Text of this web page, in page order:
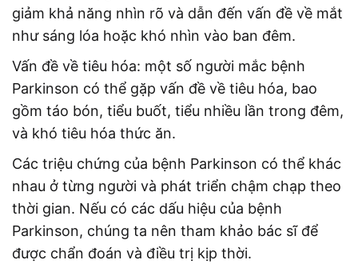
giảm khả năng nhìn rõ và dẫn đến vấn đề về mắt
như sáng lóa hoặc khó nhìn vào ban đêm.
Vấn đề về tiêu hóa: một số người mắc bệnh
Parkinson có thể gặp vấn đề về tiêu hóa, bao
gồm táo bón, tiểu buốt, tiểu nhiều lần trong đêm,
và khó tiêu hóa thức ăn.
Các triệu chứng của bệnh Parkinson có thể khác
nhau ở từng người và phát triển chậm chạp theo
thời gian. Nếu có các dấu hiệu của bệnh
Parkinson, chúng ta nên tham khảo bác sĩ để
được chẩn đoán và điều trị kịp thời.